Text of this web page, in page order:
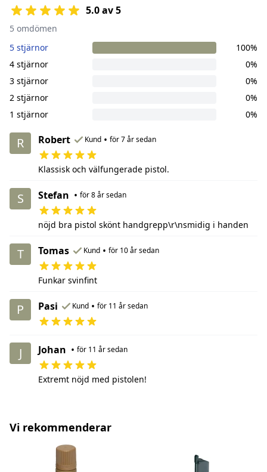
5.0 av 5
5 omdömen
5 stjärnor
100%
4 stjärnor
0%
3 stjärnor
0%
2 stjärnor
0%
1 stjärnor
0%
R Robert Kund • för 7 år sedan
Klassisk och välfungerade pistol.
S Stefan • för 8 år sedan
nöjd bra pistol skönt handgrepp\r\nsmidig i handen
T Tomas Kund • för 10 år sedan
Funkar svinfint
P Pasi Kund • för 11 år sedan
J Johan • för 11 år sedan
Extremt nöjd med pistolen!
Vi rekommenderar